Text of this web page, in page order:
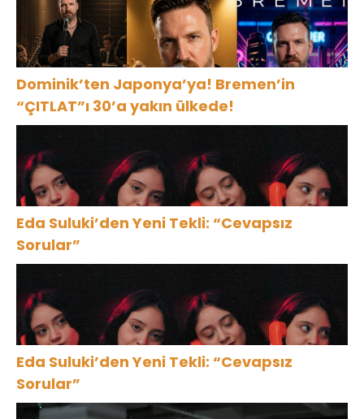
Dominik’ten Japonya’ya! Bremen’in
“ÇITLAT”ı 30’a yakın ülkede!
Eda Suluki’den Yeni Tekli: “Cevapsız
Sorular”
Eda Suluki’den Yeni Tekli: “Cevapsız
Sorular”